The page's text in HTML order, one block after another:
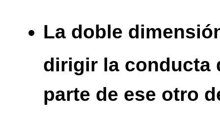
La doble
dirigir la conducta
parte de ese otro